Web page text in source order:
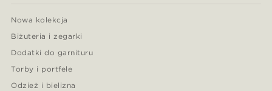
Nowa kolekcja
Biżuteria i zegarki
Dodatki do garnituru
Torby i portfele
Odzież i bielizna